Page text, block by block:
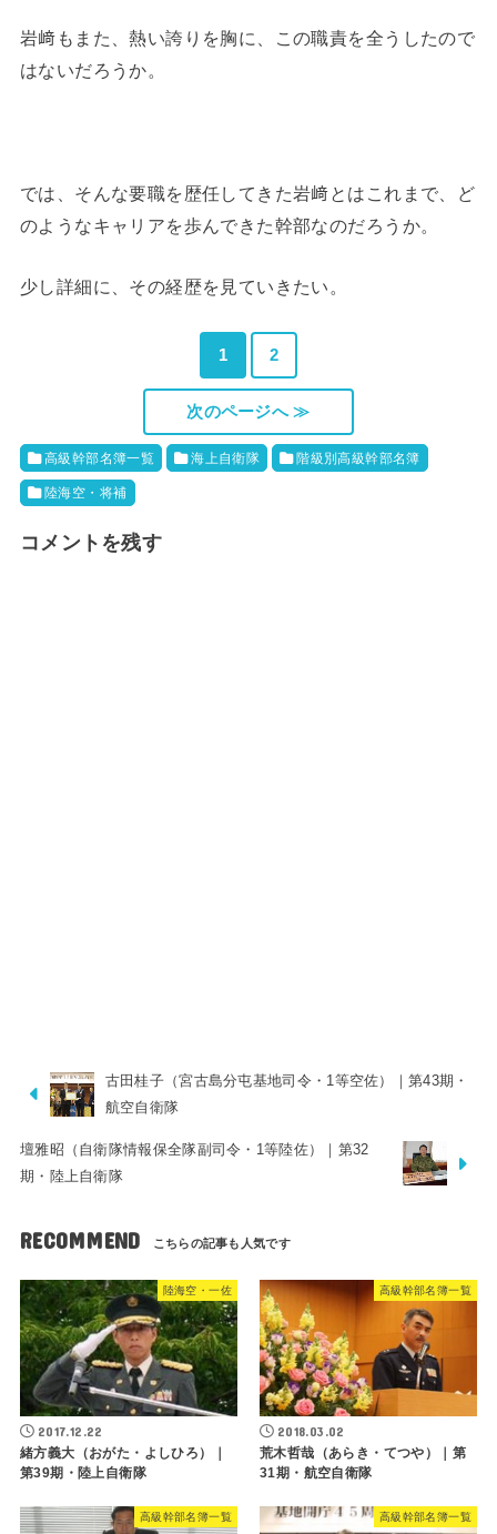
岩﨑もまた、熱い誇りを胸に、この職責を全うしたので
はないだろうか。
では、そんな要職を歴任してきた岩﨑とはこれまで、ど
のようなキャリアを歩んできた幹部なのだろうか。
少し詳細に、その経歴を見ていきたい。
1 2
次のページへ ≫
高級幹部名簿一覧 海上自衛隊 階級別高級幹部名簿
陸海空・将補
コメントを残す
古田桂子（宮古島分屯基地司令・1等空佐）｜第43期・
航空自衛隊
壇雅昭（自衛隊情報保全隊副司令・1等陸佐）｜第32
期・陸上自衛隊
RECOMMEND
陸海空・一佐
2017.12.22
緒方義大（おがた・よしひろ）｜
第39期・陸上自衛隊
高級幹部名簿一覧
2018.03.02
荒木哲哉（あらき・てつや）｜第
31期・航空自衛隊
高級幹部名簿一覧 高級幹部名簿一覧